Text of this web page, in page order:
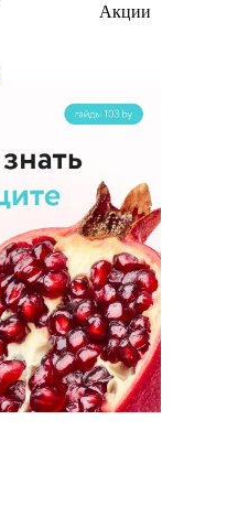
Акции